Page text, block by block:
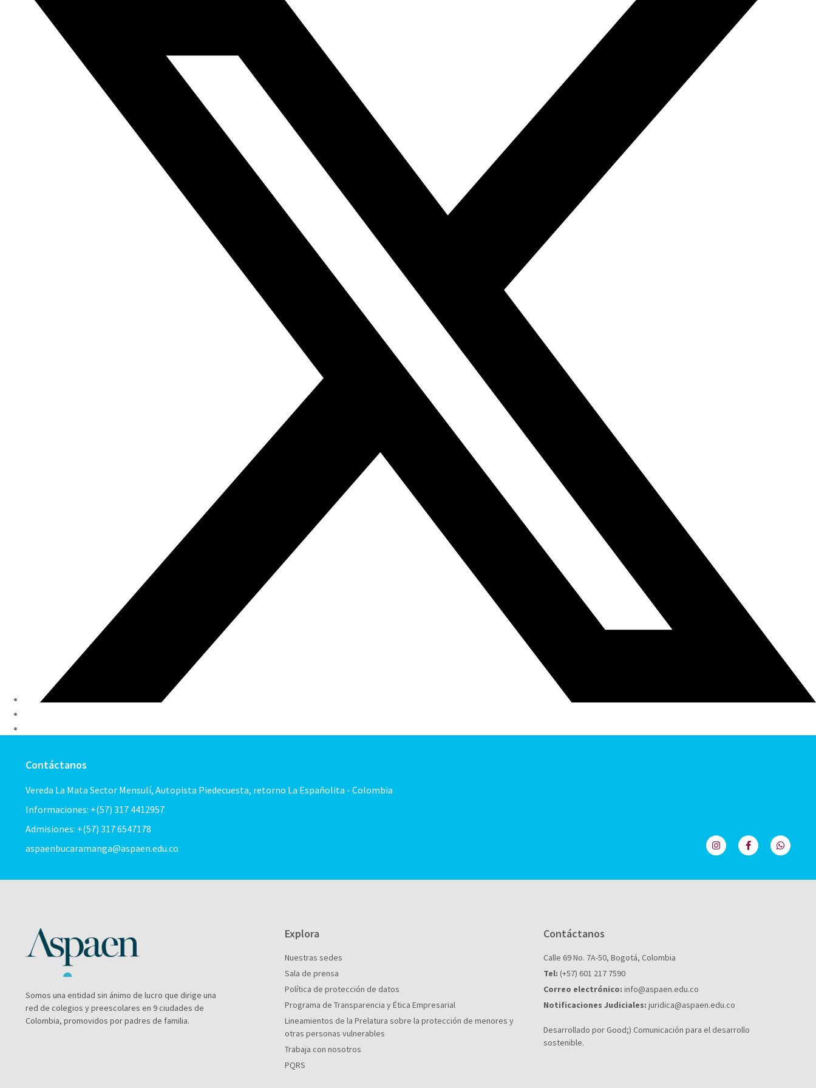
Contáctanos
Vereda La Mata Sector Mensulí, Autopista Piedecuesta, retorno La Españolita - Colombia
Informaciones: +(57) 317 4412957
Admisiones: +(57) 317 6547178
aspaenbucaramanga@aspaen.edu.co
Somos una entidad sin ánimo de lucro que dirige una
red de colegios y preescolares en 9 ciudades de
Colombia, promovidos por padres de familia.
Explora
Nuestras sedes
Sala de prensa
Política de protección de datos
Programa de Transparencia y Ética Empresarial
Lineamientos de la Prelatura sobre la protección de menores y
otras personas vulnerables
Trabaja con nosotros
PQRS
Contáctanos
Calle 69 No. 7A-50, Bogotá, Colombia
Tel: (+57) 601 217 7590
Correo electrónico: info@aspaen.edu.co
Notificaciones Judiciales: juridica@aspaen.edu.co
Desarrollado por Good;) Comunicación para el desarrollo
sostenible.